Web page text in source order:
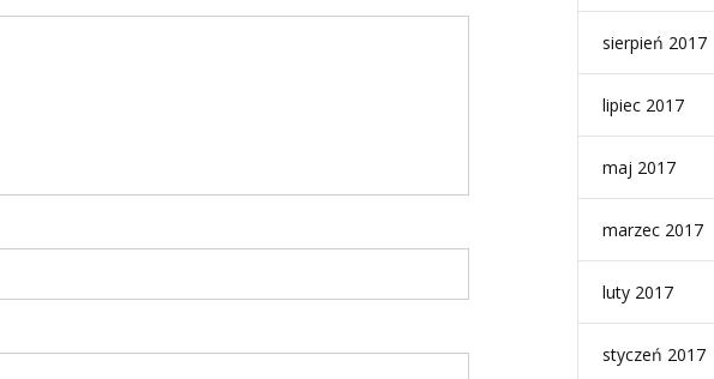
sierpień 2017
lipiec 2017
maj 2017
marzec 2017
luty 2017
styczeń 2017